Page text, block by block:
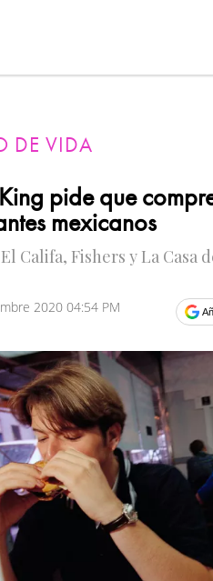
DE VIDA
pide que
mexicanos
Califa, Fishers y La Casa
2020 04:54 PM